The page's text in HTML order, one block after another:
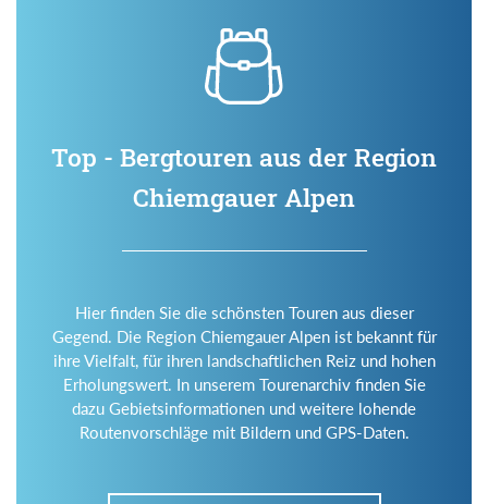
Top - Bergtouren aus der Region
Chiemgauer Alpen
Hier finden Sie die schönsten Touren aus dieser
Gegend. Die Region Chiemgauer Alpen ist bekannt für
ihre Vielfalt, für ihren landschaftlichen Reiz und hohen
Erholungswert. In unserem Tourenarchiv finden Sie
dazu Gebietsinformationen und weitere lohende
Routenvorschläge mit Bildern und GPS-Daten.